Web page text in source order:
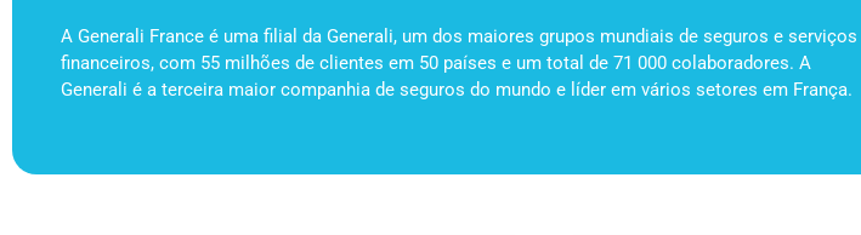
A Generali France é uma filial da Generali, um dos maiores grupos mundiais de seguros e serviços
financeiros, com 55 milhões de clientes em 50 países e um total de 71 000 colaboradores. A
Generali é a terceira maior companhia de seguros do mundo e líder em vários setores em França.